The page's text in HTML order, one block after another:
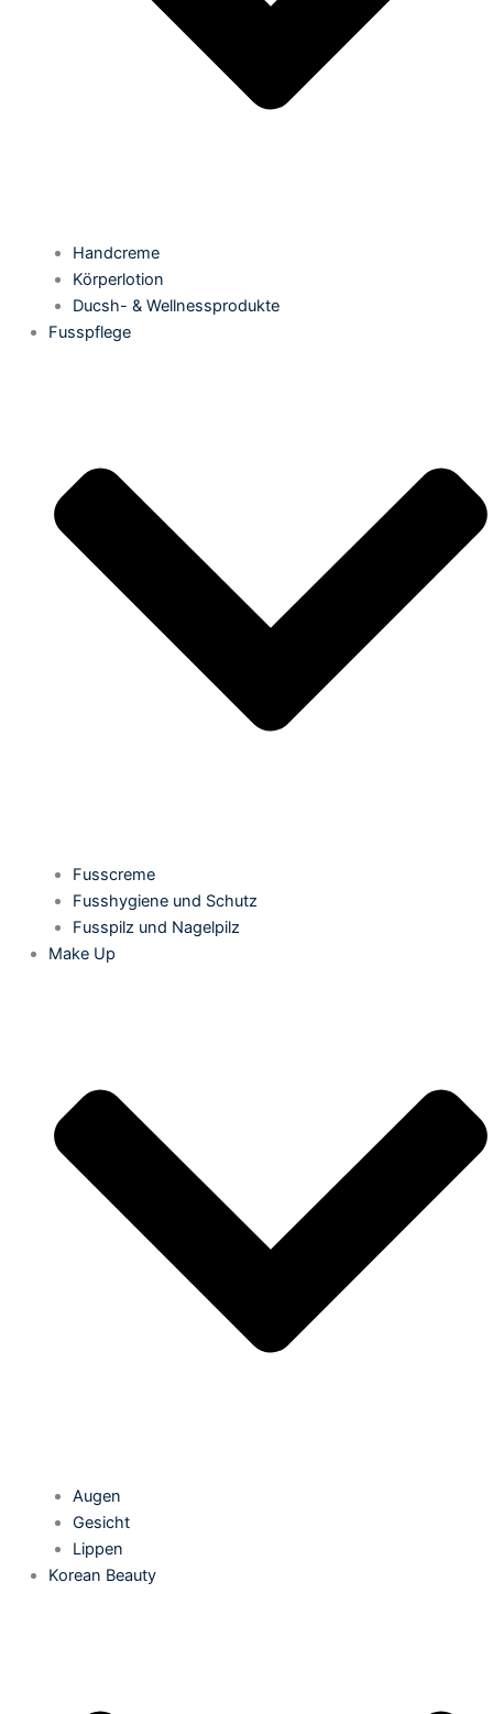
Handcreme
Körperlotion
Ducsh- & Wellnessprodukte
Fusspflege
Fusscreme
Fusshygiene und Schutz
Fusspilz und Nagelpilz
Make Up
Augen
Gesicht
Lippen
Korean Beauty